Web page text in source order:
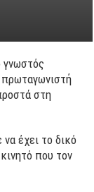
πρωταγωνιστή
στη
έχει το δικό
που τον